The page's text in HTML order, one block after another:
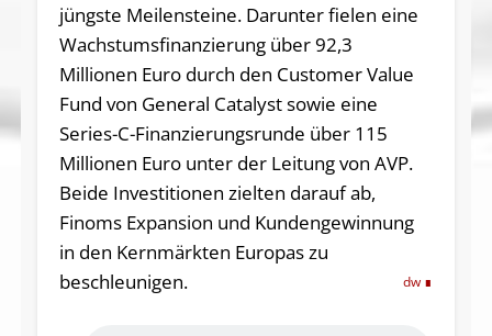
jüngste Meilensteine. Darunter fielen eine
Wachstumsfinanzierung über 92,3
Millionen Euro durch den Customer Value
Fund von General Catalyst sowie eine
Series-C-Finanzierungsrunde über 115
Millionen Euro unter der Leitung von AVP.
Beide Investitionen zielten darauf ab,
Finoms Expansion und Kundengewinnung
in den Kernmärkten Europas zu
beschleunigen.
dw